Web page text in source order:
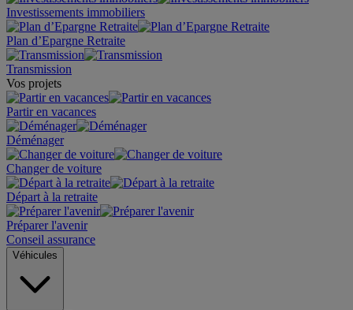
Investissements immobiliers
Plan d’Epargne Retraite
Transmission
Vos projets
Partir en vacances
Déménager
Changer de voiture
Départ à la retraite
Préparer l'avenir
Conseil assurance
Véhicules